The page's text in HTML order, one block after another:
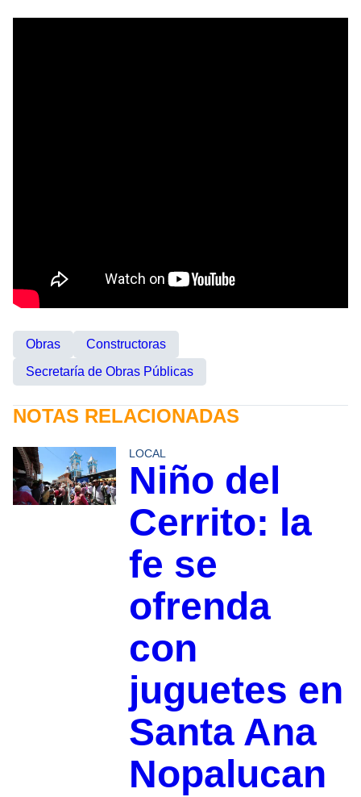
Obras
Constructoras
Secretaría de Obras Públicas
NOTAS RELACIONADAS
LOCAL
Niño del
Cerrito: la
fe se
ofrenda
con
juguetes en
Santa Ana
Nopalucan